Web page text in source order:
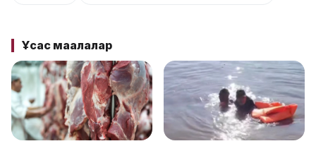
Ұқсас мақалалар